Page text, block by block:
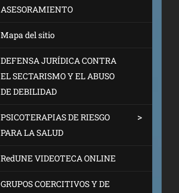
ASESORAMIENTO
Mapa del sitio
DEFENSA JURÍDICA CONTRA
EL SECTARISMO Y EL ABUSO
DE DEBILIDAD
PSICOTERAPIAS DE RIESGO
PARA LA SALUD
RedUNE VIDEOTECA ONLINE
GRUPOS COERCITIVOS Y DE